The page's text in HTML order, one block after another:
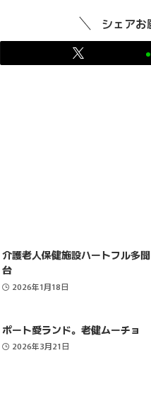
シェアお
介護老人保健施設ハートフル多聞
台
2026年1月18日
ポート愛ランド。老健ムーチョ
2026年3月21日